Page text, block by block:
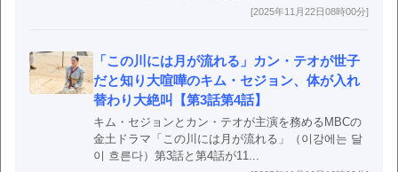
[2025年11月22日08時00分]
「この川には月が流れる」カン・テオが世子
だと知り大喧嘩のキム・セジョン、体が入れ
替わり大絶叫【第3話第4話】
キム・セジョンとカン・テオが主演を務めるMBCの
金土ドラマ「この川には月が流れる」（이강에는 달
이 흐른다）第3話と第4話が11...